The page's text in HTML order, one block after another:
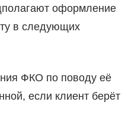
оформление
в следующих
ФКО по поводу её
если клиент берёт